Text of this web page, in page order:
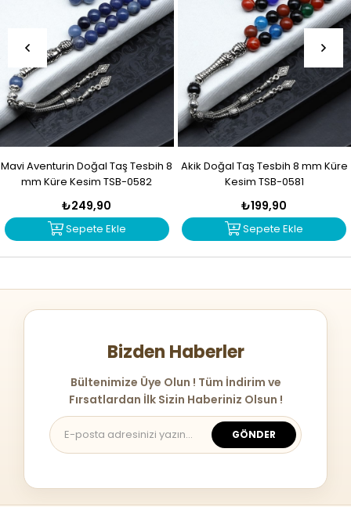
Mavi Aventurin Doğal Taş Tesbih 8
mm Küre Kesim TSB-0582
₺249,90
Sepete Ekle
Akik Doğal Taş Tesbih 8 mm Küre
Kesim TSB-0581
₺199,90
Sepete Ekle
Bizden Haberler
Bültenimize Üye Olun ! Tüm İndirim ve
Fırsatlardan İlk Sizin Haberiniz Olsun !
GÖNDER